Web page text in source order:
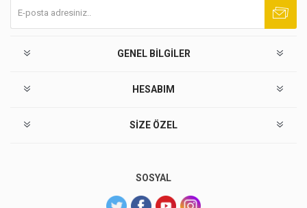
GENEL BILGILER
HESABIM
SIZE ÖZEL
SOSYAL